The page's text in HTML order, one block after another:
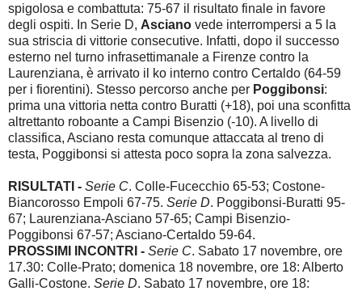
spigolosa e combattuta: 75-67 il risultato finale in favore
degli ospiti. In Serie D, Asciano vede interrompersi a 5 la
sua striscia di vittorie consecutive. Infatti, dopo il successo
esterno nel turno infrasettimanale a Firenze contro la
Laurenziana, è arrivato il ko interno contro Certaldo (64-59
per i fiorentini). Stesso percorso anche per Poggibonsi:
prima una vittoria netta contro Buratti (+18), poi una sconfitta
altrettanto roboante a Campi Bisenzio (-10). A livello di
classifica, Asciano resta comunque attaccata al treno di
testa, Poggibonsi si attesta poco sopra la zona salvezza.
RISULTATI - Serie C. Colle-Fucecchio 65-53; Costone-
Biancorosso Empoli 67-75. Serie D. Poggibonsi-Buratti 95-
67; Laurenziana-Asciano 57-65; Campi Bisenzio-
Poggibonsi 67-57; Asciano-Certaldo 59-64.
PROSSIMI INCONTRI - Serie C. Sabato 17 novembre, ore
17.30: Colle-Prato; domenica 18 novembre, ore 18: Alberto
Galli-Costone. Serie D. Sabato 17 novembre, ore 18: